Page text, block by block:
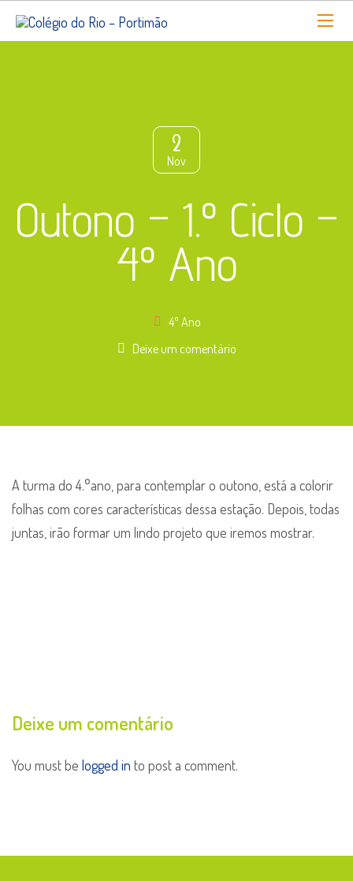
2
Nov
Outono – 1.º Ciclo –
4º Ano
4º Ano
Deixe um comentário
A turma do 4.°ano, para contemplar o outono, está a colorir
folhas com cores características dessa estação. Depois, todas
juntas, irão formar um lindo projeto que iremos mostrar.
Deixe um comentário
You must be logged in to post a comment.